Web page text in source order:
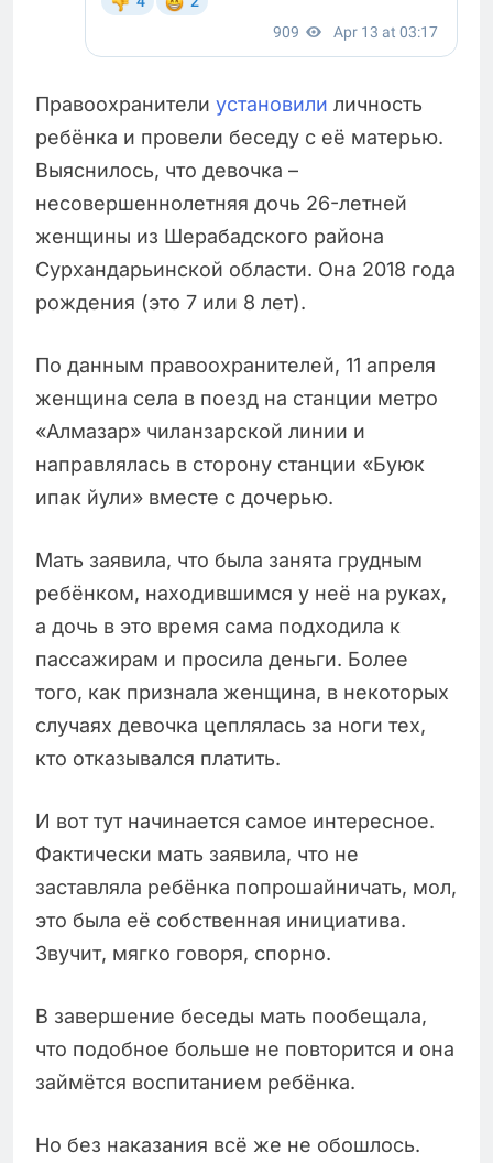
Правоохранители установили личность
ребёнка и провели беседу с её матерью.
Выяснилось, что девочка –
несовершеннолетняя дочь 26-летней
женщины из Шерабадского района
Сурхандарьинской области. Она 2018 года
рождения (это 7 или 8 лет).
По данным правоохранителей, 11 апреля
женщина села в поезд на станции метро
«Алмазар» чиланзарской линии и
направлялась в сторону станции «Буюк
ипак йули» вместе с дочерью.
Мать заявила, что была занята грудным
ребёнком, находившимся у неё на руках,
а дочь в это время сама подходила к
пассажирам и просила деньги. Более
того, как признала женщина, в некоторых
случаях девочка цеплялась за ноги тех,
кто отказывался платить.
И вот тут начинается самое интересное.
Фактически мать заявила, что не
заставляла ребёнка попрошайничать, мол,
это была её собственная инициатива.
Звучит, мягко говоря, спорно.
В завершение беседы мать пообещала,
что подобное больше не повторится и она
займётся воспитанием ребёнка.
Но без наказания всё же не обошлось.